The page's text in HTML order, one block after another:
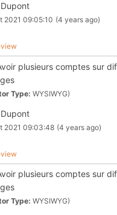
2021 09:05:10 (4 years ago)
plusieurs comptes sur
Type: WYSIWYG)
2021 09:03:48 (4 years ago)
plusieurs comptes sur
Type: WYSIWYG)